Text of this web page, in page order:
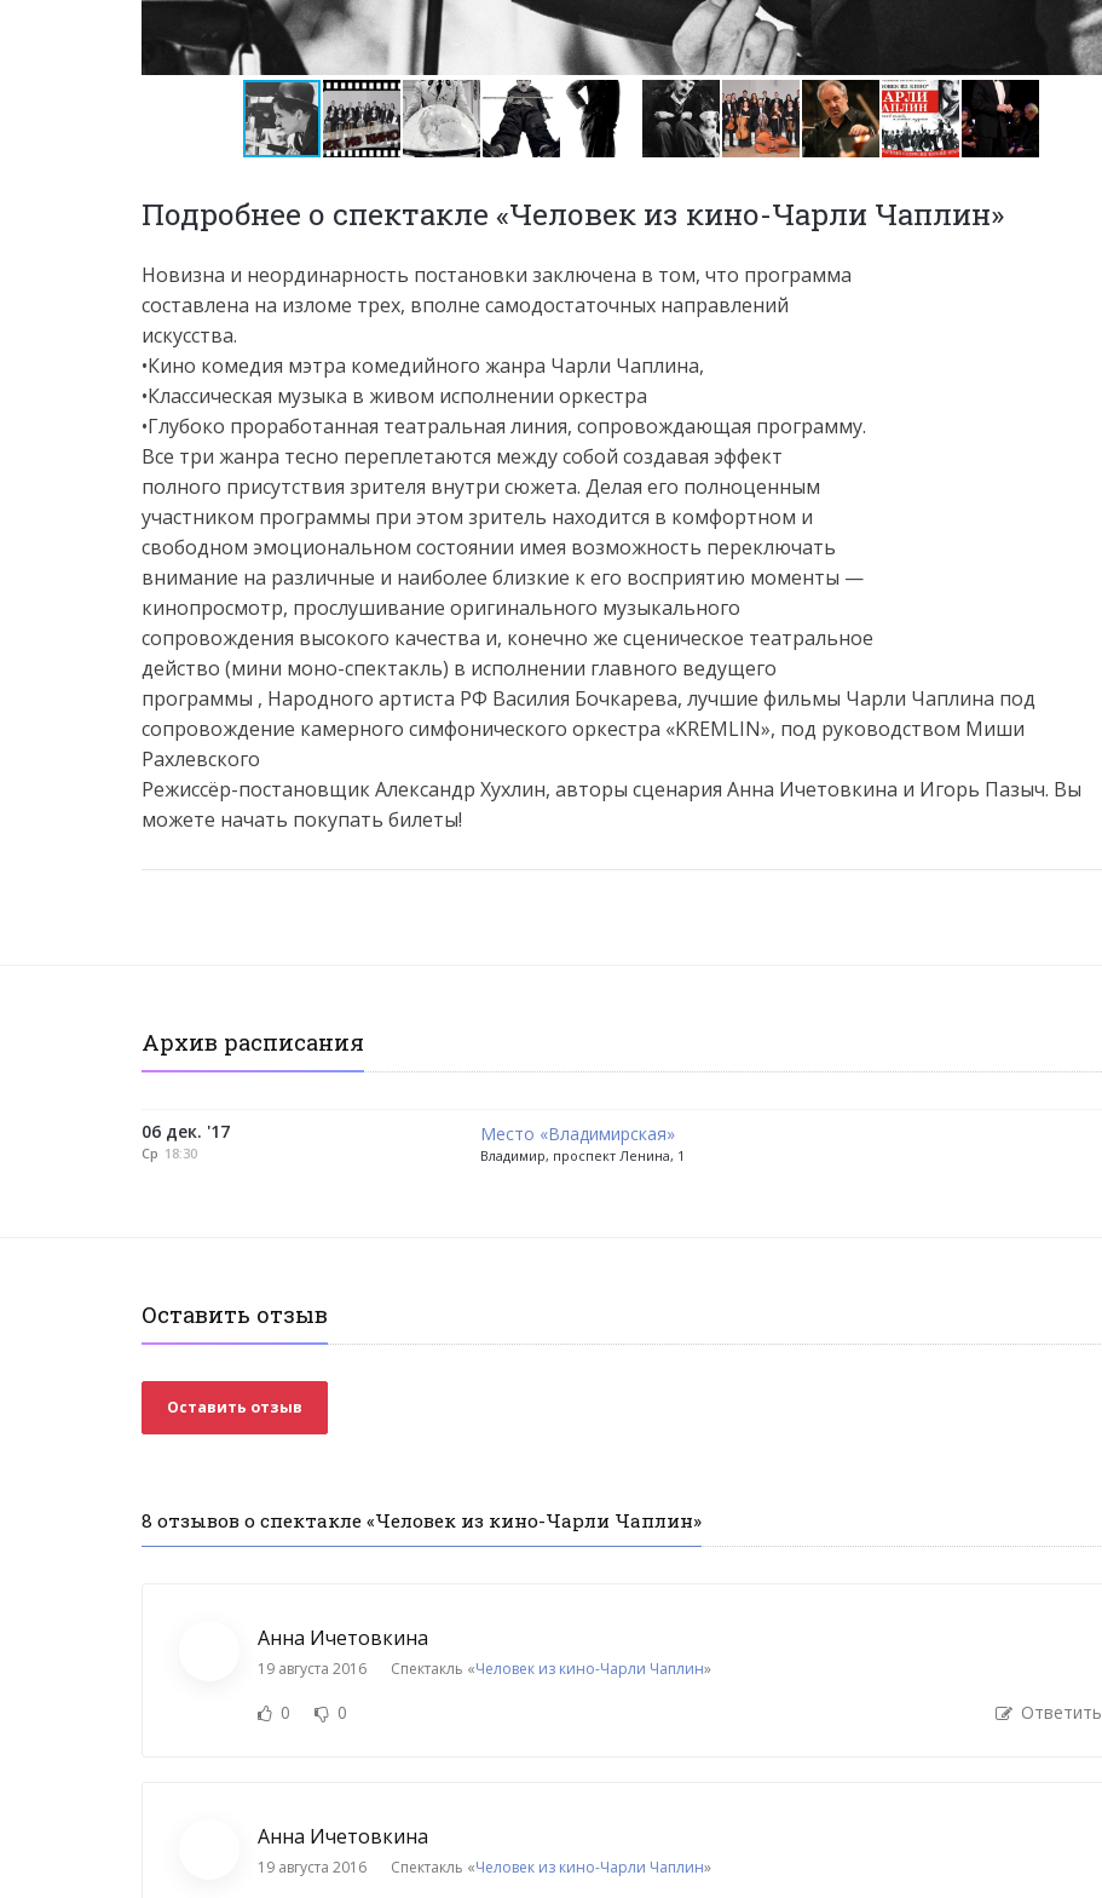
Подробнее о спектакле «Человек из кино-Чарли Чаплин»
Новизна и неординарность постановки заключена в том, что программа
составлена на изломе трех, вполне самодостаточных направлений
искусства.
•Кино комедия мэтра комедийного жанра Чарли Чаплина,
•Классическая музыка в живом исполнении оркестра
•Глубоко проработанная театральная линия, сопровождающая программу.
Все три жанра тесно переплетаются между собой создавая эффект
полного присутствия зрителя внутри сюжета. Делая его полноценным
участником программы при этом зритель находится в комфортном и
свободном эмоциональном состоянии имея возможность переключать
внимание на различные и наиболее близкие к его восприятию моменты —
кинопросмотр, прослушивание оригинального музыкального
сопровождения высокого качества и, конечно же сценическое театральное
действо (мини моно-спектакль) в исполнении главного ведущего
программы , Народного артиста РФ Василия Бочкарева, лучшие фильмы Чарли Чаплина под
сопровождение камерного симфонического оркестра «KREMLIN», под руководством Миши
Рахлевского
Режиссёр-постановщик Александр Хухлин, авторы сценария Анна Ичетовкина и Игорь Пазыч. Вы
можете начать покупать билеты!
Архив расписания
06 дек. '17
Ср 18:30
Место «Владимирская»
Владимир, проспект Ленина, 1
Оставить отзыв
Оставить отзыв
8 отзывов о спектакле «Человек из кино-Чарли Чаплин»
Анна Ичетовкина
19 августа 2016 Спектакль «Человек из кино-Чарли Чаплин»
0 0 Ответить
Анна Ичетовкина
19 августа 2016 Спектакль «Человек из кино-Чарли Чаплин»